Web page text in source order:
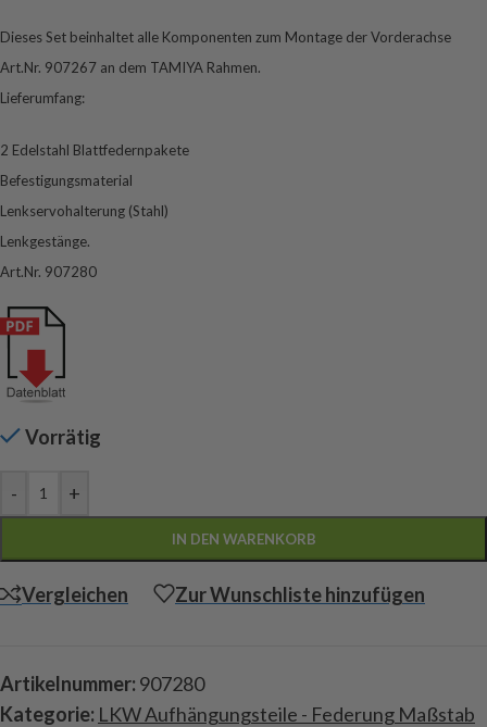
Dieses Set beinhaltet alle Komponenten zum Montage der Vorderachse
Art.Nr. 907267 an dem TAMIYA Rahmen.
Lieferumfang:
2 Edelstahl Blattfedernpakete
Befestigungsmaterial
Lenkservohalterung (Stahl)
Lenkgestänge.
Art.Nr. 907280
Vorrätig
- +
IN DEN WARENKORB
Vergleichen Zur Wunschliste hinzufügen
Artikelnummer: 907280
Kategorie: LKW Aufhängungsteile - Federung Maßstab